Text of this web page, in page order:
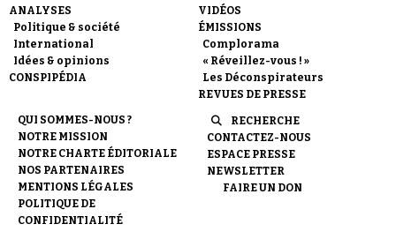
ANALYSES
Politique & société
International
Idées & opinions
CONSPIPÉDIA
VIDÉOS
ÉMISSIONS
Complorama
« Réveillez-vous ! »
Les Déconspirateurs
REVUES DE PRESSE
QUI SOMMES-NOUS ?
NOTRE MISSION
NOTRE CHARTE ÉDITORIALE
NOS PARTENAIRES
MENTIONS LÉGALES
POLITIQUE DE
CONFIDENTIALITÉ
RECHERCHE
CONTACTEZ-NOUS
ESPACE PRESSE
NEWSLETTER
FAIRE UN DON